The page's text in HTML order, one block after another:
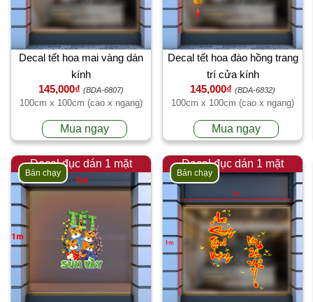
Decal tết hoa mai vàng dán
kính
145,000₫ (BDA-6807)
100cm x 100cm (cao x ngang)
Mua ngay
Decal tết hoa đào hồng trang
trí cửa kính
145,000₫ (BDA-6832)
100cm x 100cm (cao x ngang)
Mua ngay
Decal đục dán 1 mặt
Bán chạy
Decal đục dán 1 mặt
Bán chạy